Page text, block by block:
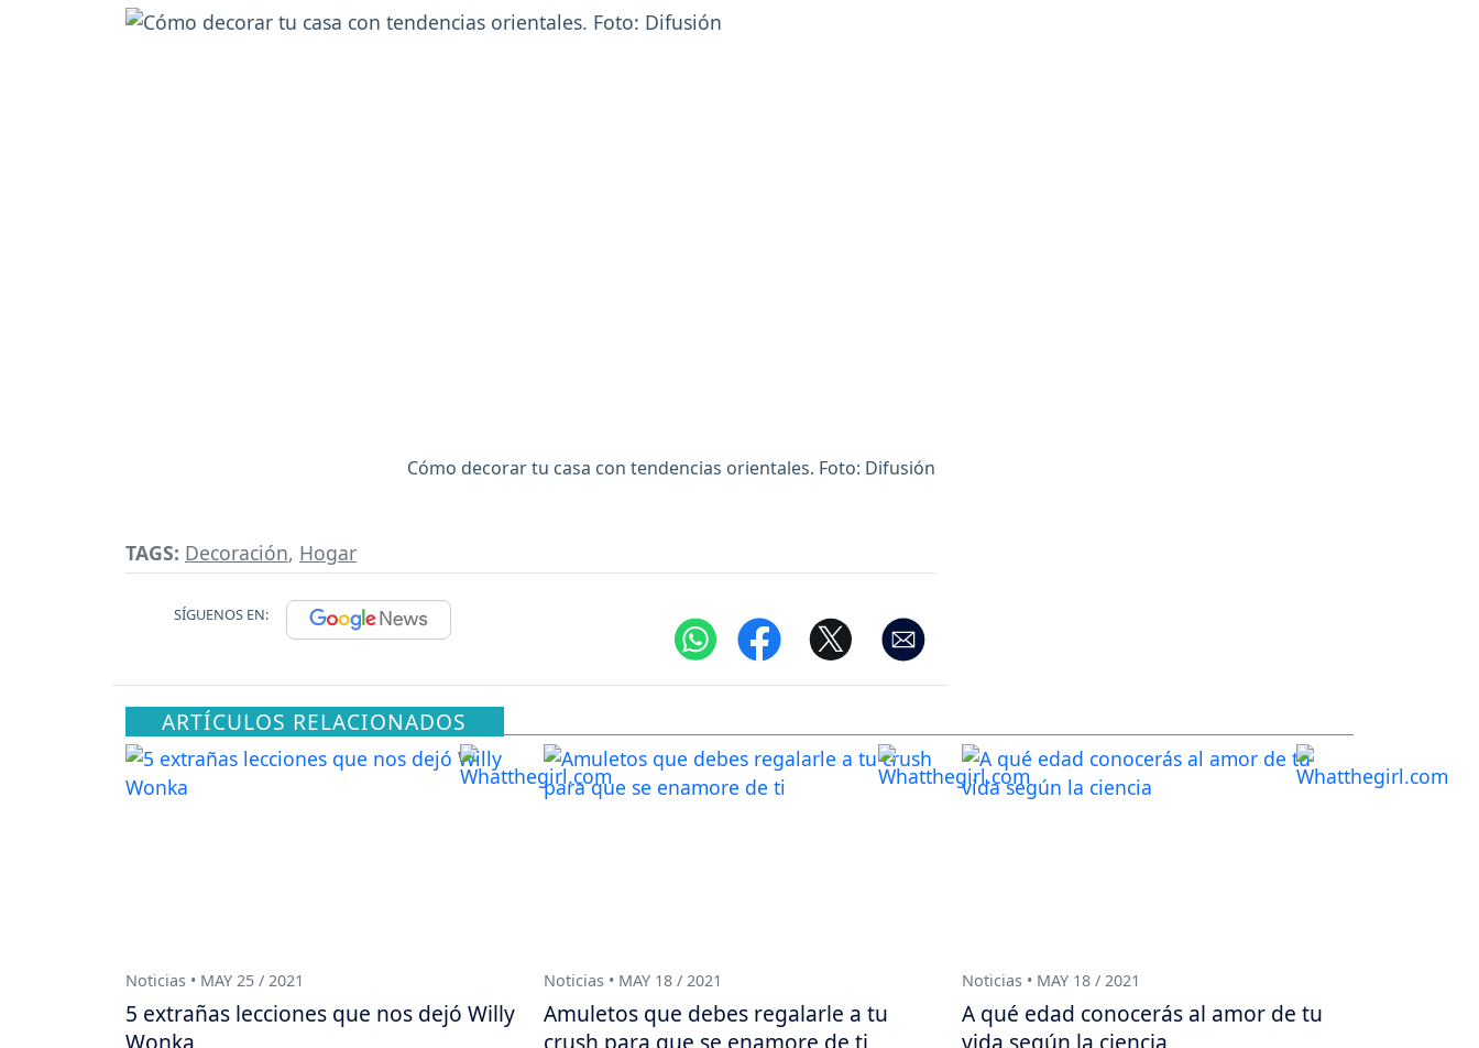
Cómo decorar tu casa con tendencias orientales. Foto: Difusión
TAGS: Decoración, Hogar
SÍGUENOS EN:
ARTÍCULOS RELACIONADOS
Noticias • MAY 25 / 2021
5 extrañas lecciones que nos dejó Willy
Wonka
Noticias • MAY 18 / 2021
Amuletos que debes regalarle a tu
crush para que se enamore de ti
Noticias • MAY 18 / 2021
A qué edad conocerás al amor de tu
vida según la ciencia